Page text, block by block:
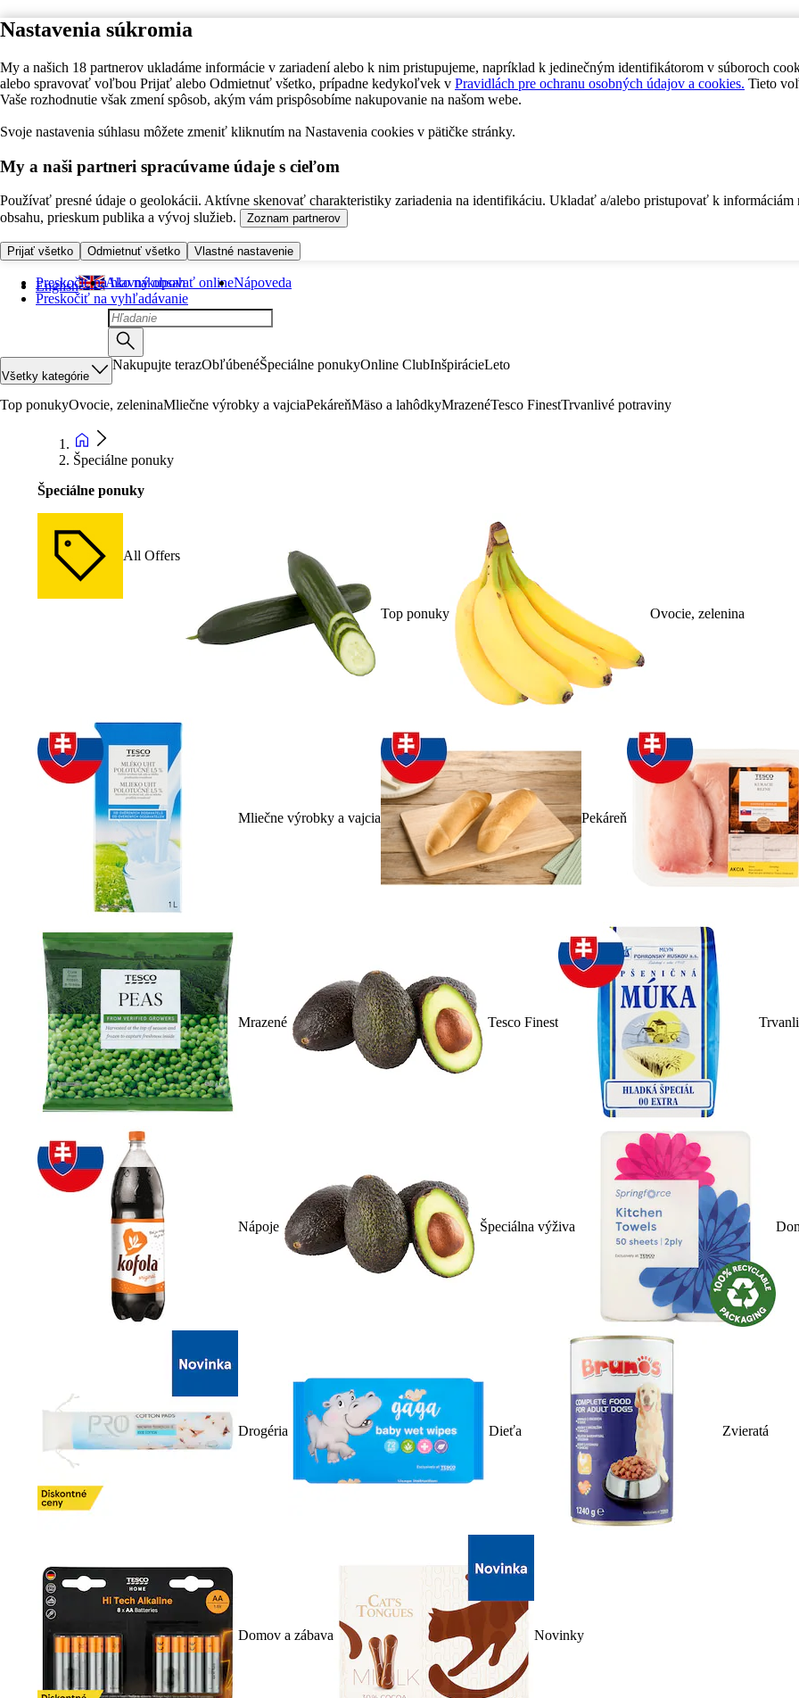
Nastavenia súkromia
My a našich 18 partnerov ukladáme informácie v zariadení alebo k nim pristupujeme, napríklad k jedinečným identifikátorom v súboroch
alebo spravovať voľbou Prijať alebo Odmietnuť všetko, prípadne kedykoľvek v Pravidlách pre ochranu osobných údajov a cookies. Tieto
Vaše rozhodnutie však zmení spôsob, akým vám prispôsobíme nakupovanie na našom webe.
Svoje nastavenia súhlasu môžete zmeniť kliknutím na Nastavenia cookies v pätičke stránky.
My a naši partneri spracúvame údaje s cieľom
Používať presné údaje o geolokácii. Aktívne skenovať charakteristiky zariadenia na identifikáciu. Ukladať a/alebo pristupovať k informáciám
obsahu, prieskum publika a vývoj služieb.
Zoznam partnerov
Prijať všetko Odmietnuť všetko Vlastné nastavenie
Preskočiť na hlavný obsah
Preskočiť na vyhľadávanie
English Ako nakupovať onlineNápoveda
Všetky kategórie
Nakupujte terazObľúbenéŠpeciálne ponukyOnline ClubInšpirácieLeto
Top ponukyOvocie, zeleninaMliečne výrobky a vajciaPekáreňMäso a lahôdkyMrazenéTesco FinestTrvanlivé potraviny
Špeciálne ponuky
Špeciálne ponuky
All Offers
Top ponuky Ovocie, zelenina
Mliečne výrobky a vajcia Pekáreň
Mrazené Tesco Finest
Nápoje Špeciálna výživa
Drogéria Dieťa Zvieratá
Domov a zábava Novinky